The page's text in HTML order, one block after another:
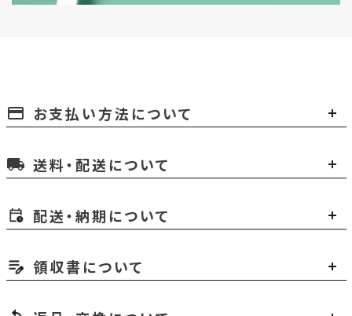
payment お支払い方法について
local_shipping 送料・配送について
配送・納期について
領収書について